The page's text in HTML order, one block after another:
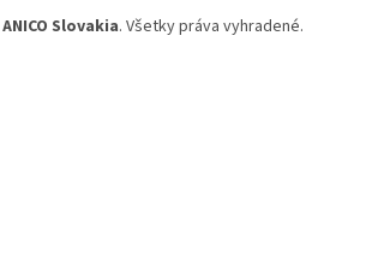
ANICO Slovakia. Všetky práva vyhradené.